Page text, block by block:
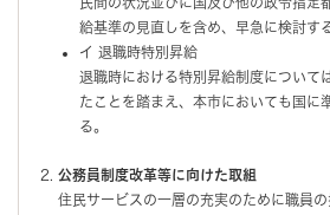
給基準の見直しを含め、早急に検討す
イ 退職時特別昇給
退職時における特別昇給制度について
たことを踏まえ、本市においても国に
る。
公務員制度改革等に向けた取組
住民サービスの一層の充実のために職員